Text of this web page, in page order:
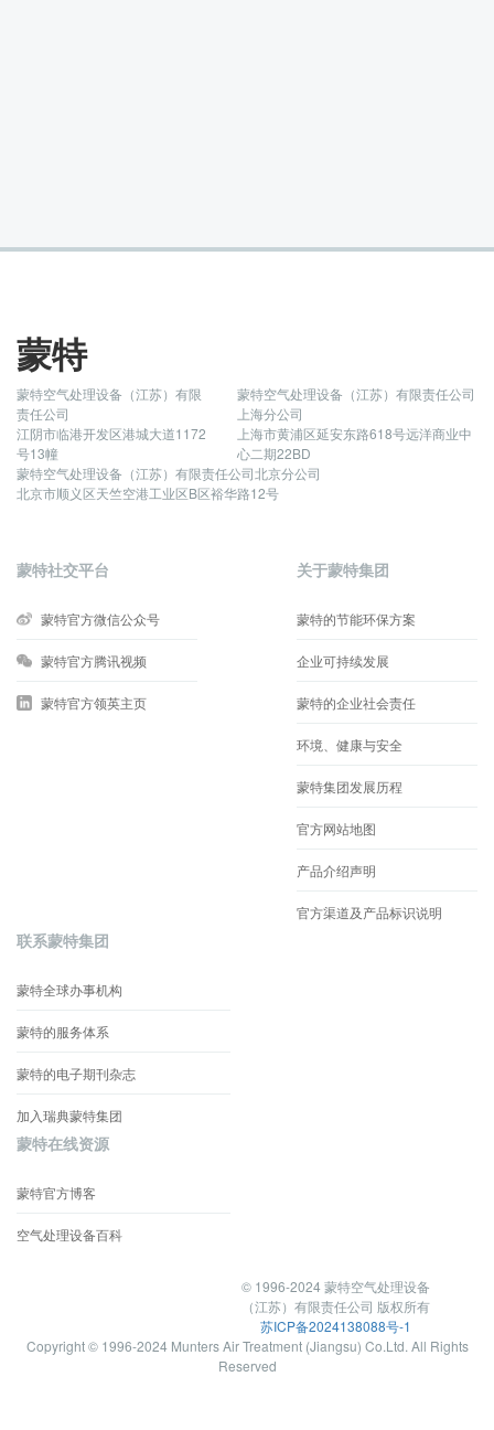
蒙特
蒙特空气处理设备（江苏）有限
责任公司
江阴市临港开发区港城大道1172
号13幢
蒙特空气处理设备（江苏）有限责任公司
上海分公司
上海市黄浦区延安东路618号远洋商业中
心二期22BD
蒙特空气处理设备（江苏）有限责任公司北京分公司
北京市顺义区天竺空港工业区B区裕华路12号
蒙特社交平台
蒙特官方微信公众号
蒙特官方腾讯视频
蒙特官方领英主页
关于蒙特集团
蒙特的节能环保方案
企业可持续发展
蒙特的企业社会责任
环境、健康与安全
蒙特集团发展历程
官方网站地图
产品介绍声明
官方渠道及产品标识说明
联系蒙特集团
蒙特全球办事机构
蒙特的服务体系
蒙特的电子期刊杂志
加入瑞典蒙特集团
蒙特在线资源
蒙特官方博客
空气处理设备百科
© 1996-2024 蒙特空气处理设备
（江苏）有限责任公司 版权所有
苏ICP备2024138088号-1
Copyright © 1996-2024 Munters Air Treatment (Jiangsu) Co.Ltd. All Rights
Reserved